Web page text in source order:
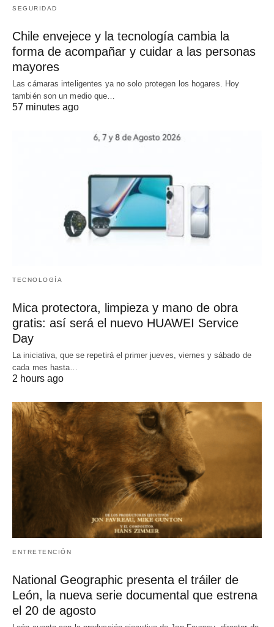
SEGURIDAD
Chile envejece y la tecnología cambia la
forma de acompañar y cuidar a las personas
mayores
Las cámaras inteligentes ya no solo protegen los hogares. Hoy
también son un medio que…
57 minutes ago
TECNOLOGÍA
Mica protectora, limpieza y mano de obra
gratis: así será el nuevo HUAWEI Service
Day
La iniciativa, que se repetirá el primer jueves, viernes y sábado de
cada mes hasta…
2 hours ago
ENTRETENCIÓN
National Geographic presenta el tráiler de
León, la nueva serie documental que estrena
el 20 de agosto